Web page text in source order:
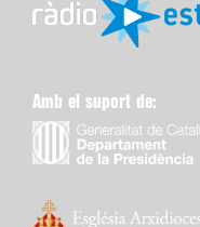
Amb el suport de: